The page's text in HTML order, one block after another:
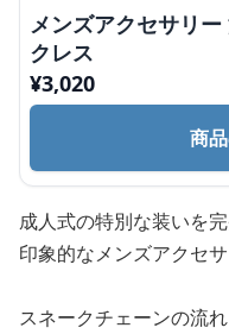
メンズアクセサリ
クレス
¥3,020
商
成人式の特別な装いを
印象的なメンズアクセサ
スネークチェーンの流